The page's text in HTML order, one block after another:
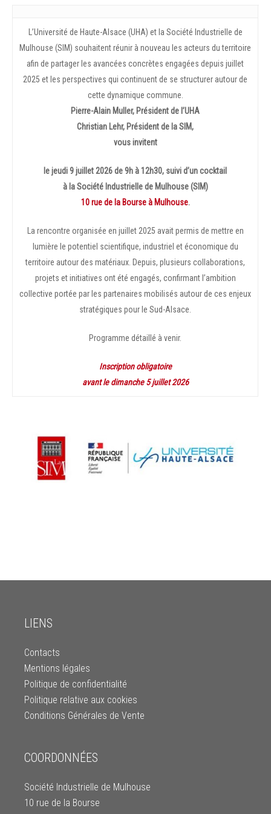
L’Université de Haute-Alsace (UHA) et la Société Industrielle de
Mulhouse (SIM) souhaitent réunir à nouveau les acteurs du territoire
afin de partager les avancées concrètes engagées depuis juillet
2025 et les perspectives qui continuent de se structurer autour de
cette dynamique commune.
Pierre-Alain Muller, Président de l’UHA
Christian Lehr, Président de la SIM,
vous invitent
le jeudi 9 juillet 2026 de 9h à 12h30, suivi d’un cocktail
à la Société Industrielle de Mulhouse (SIM)
10 rue de la Bourse à Mulhouse.
La rencontre organisée en juillet 2025 avait permis de mettre en
lumière le potentiel scientifique, industriel et économique du
territoire autour des matériaux. Depuis, plusieurs collaborations,
projets et initiatives ont été engagés, confirmant l’ambition
collective portée par les partenaires mobilisés autour de ces enjeux
stratégiques pour le Sud-Alsace.
Programme détaillé à venir.
Inscription obligatoire
avant le dimanche 5 juillet 2026
LIENS
Contacts
Mentions légales
Politique de confidentialité
Politique relative aux cookies
Conditions Générales de Vente
COORDONNÉES
Société Industrielle de Mulhouse
10 rue de la Bourse